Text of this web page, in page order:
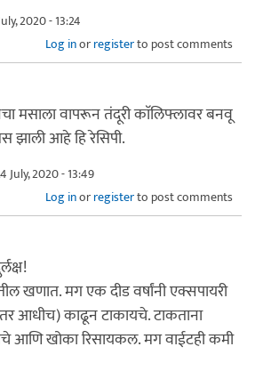
2020 - 13:24
Log inorregisterto post comments
मसाला वापरून तंदूरी काॅलिफ्लावर बनवू
आहे हि रेसिपी.
July, 2020 - 13:49
Log inorregisterto post comments
खणात. मग एक दीड वर्षांनी एक्सपायरी
आधीच) काढून टाकायचे. टाकताना
आणि खोका रिसायकल. मग वाईटही कमी